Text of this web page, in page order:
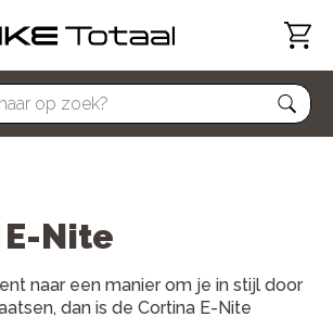
Nite
naar een manier om je in stijl door
dan is de Cortina E-Nite